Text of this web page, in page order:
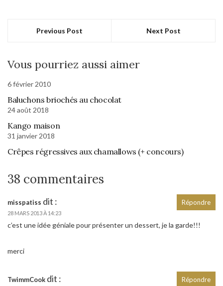
Previous Post Next Post
Vous pourriez aussi aimer
6 février 2010
Baluchons briochés au chocolat
24 août 2018
Kango maison
31 janvier 2018
Crêpes régressives aux chamallows (+ concours)
38 commentaires
misspatiss dit :
28 MARS 2013 À 14:23
c’est une idée géniale pour présenter un dessert, je la garde!!!
merci
Répondre
TwimmCook dit : Répondre